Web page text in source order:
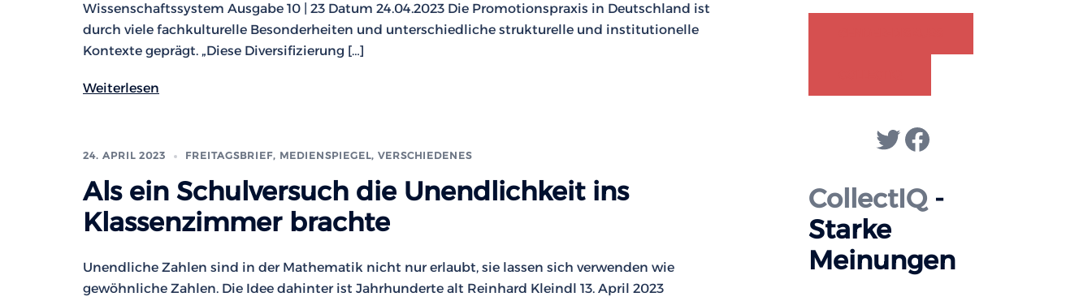
Wissenschaftssystem Ausgabe 10 | 23 Datum 24.04.2023 Die Promotionspraxis in Deutschland ist
durch viele fachkulturelle Besonderheiten und unterschiedliche strukturelle und institutionelle
Kontexte geprägt. „Diese Diversifizierung […]
Weiterlesen
24. APRIL 2023 FREITAGSBRIEF, MEDIENSPIEGEL, VERSCHIEDENES
Als ein Schulversuch die Unendlichkeit ins
Klassenzimmer brachte
Unendliche Zahlen sind in der Mathematik nicht nur erlaubt, sie lassen sich verwenden wie
gewöhnliche Zahlen. Die Idee dahinter ist Jahrhunderte alt Reinhard Kleindl 13. April 2023
Twitter
Facebook
CollectIQ-
Starke
Meinungen